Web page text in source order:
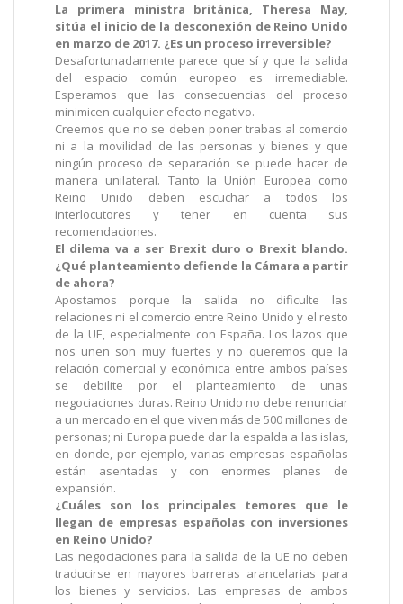
La primera ministra británica, Theresa May,
sitúa el inicio de la desconexión de Reino Unido
en marzo de 2017. ¿Es un proceso irreversible?
Desafortunadamente parece que sí y que la salida
del espacio común europeo es irremediable.
Esperamos que las consecuencias del proceso
minimicen cualquier efecto negativo.
Creemos que no se deben poner trabas al comercio
ni a la movilidad de las personas y bienes y que
ningún proceso de separación se puede hacer de
manera unilateral. Tanto la Unión Europea como
Reino Unido deben escuchar a todos los
interlocutores y tener en cuenta sus
recomendaciones.
El dilema va a ser Brexit duro o Brexit blando.
¿Qué planteamiento defiende la Cámara a partir
de ahora?
Apostamos porque la salida no dificulte las
relaciones ni el comercio entre Reino Unido y el resto
de la UE, especialmente con España. Los lazos que
nos unen son muy fuertes y no queremos que la
relación comercial y económica entre ambos países
se debilite por el planteamiento de unas
negociaciones duras. Reino Unido no debe renunciar
a un mercado en el que viven más de 500 millones de
personas; ni Europa puede dar la espalda a las islas,
en donde, por ejemplo, varias empresas españolas
están asentadas y con enormes planes de
expansión.
¿Cuáles son los principales temores que le
llegan de empresas españolas con inversiones
en Reino Unido?
Las negociaciones para la salida de la UE no deben
traducirse en mayores barreras arancelarias para
los bienes y servicios. Las empresas de ambos